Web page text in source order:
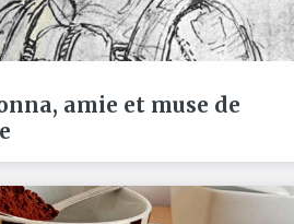
amie et muse de